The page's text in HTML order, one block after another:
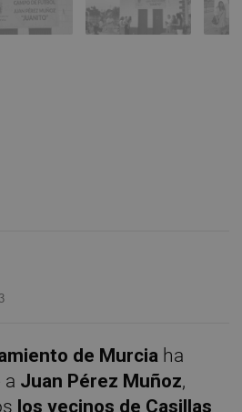
de Murcia ha
a Juan Pérez Muñoz,
los vecinos de Casillas